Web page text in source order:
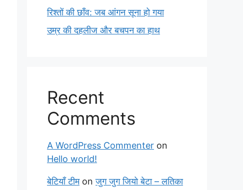
रिश्तों की छाँव: जब आंगन सूना हो गया
उम्र की दहलीज और बचपन का हाथ
Recent
Comments
A WordPress Commenter on
Hello world!
बेटियाँ टीमonजुग जुग जियो बेटा – लतिका